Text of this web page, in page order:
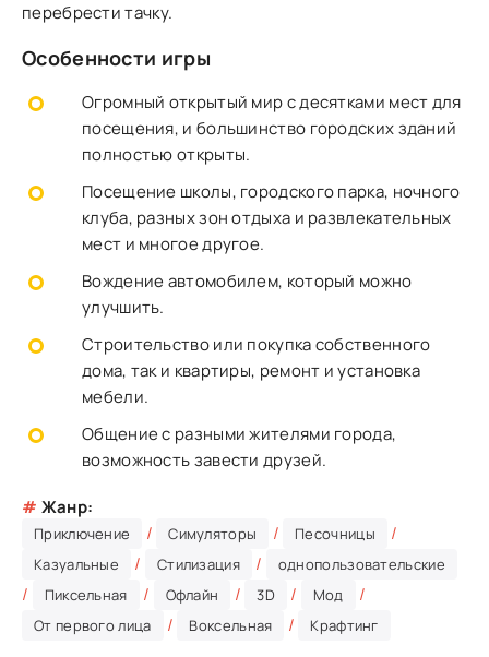
перебрести тачку.
Особенности игры
Огромный открытый мир с десятками мест для
посещения, и большинство городских зданий
полностью открыты.
Посещение школы, городского парка, ночного
клуба, разных зон отдыха и развлекательных
мест и многое другое.
Вождение автомобилем, который можно
улучшить.
Строительство или покупка собственного
дома, так и квартиры, ремонт и установка
мебели.
Общение с разными жителями города,
возможность завести друзей.
# Жанр:
Приключение / Симуляторы / Песочницы /
Казуальные / Стилизация / однопользовательские
/ Пиксельная / Офлайн / 3D / Мод /
От первого лица / Воксельная / Крафтинг